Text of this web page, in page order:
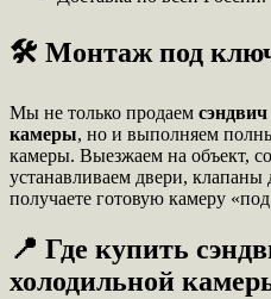
🛠️ Монтаж под
Мы не только продаем
камеры, но и выполняем
камеры. Выезжаем на объект,
устанавливаем двери,
получаете готовую камеру
📍 Где купить
холодильной